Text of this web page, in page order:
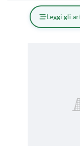
Leggi gli